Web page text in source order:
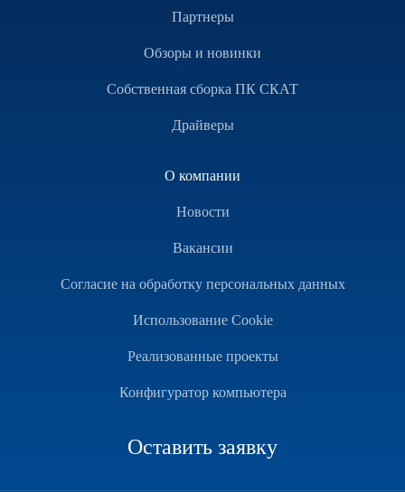
Партнеры
Обзоры и новинки
Собственная сборка ПК СКАТ
Драйверы
О компании
Новости
Вакансии
Согласие на обработку персональных данных
Использование Cookie
Реализованные проекты
Конфигуратор компьютера
Оставить заявку